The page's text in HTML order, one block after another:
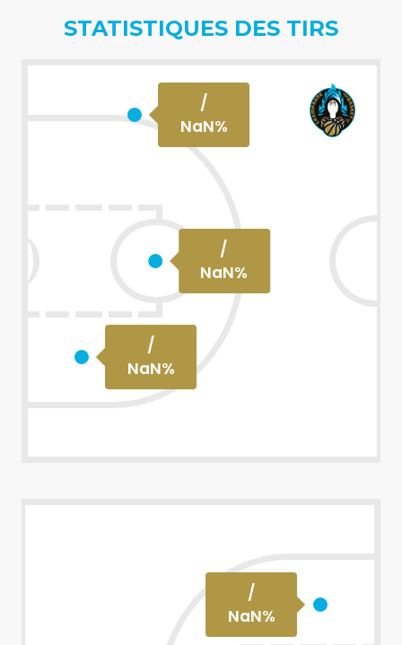
STATISTIQUES DES TIRS
/
NaN%
/
NaN%
/
NaN%
/
NaN%